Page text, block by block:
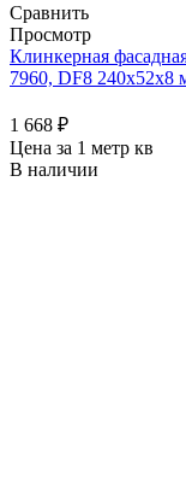
Сравнить
Просмотр
Клинкерная
7960, DF8 240x52x8
1 668 ₽
Цена за 1 метр кв
В наличии